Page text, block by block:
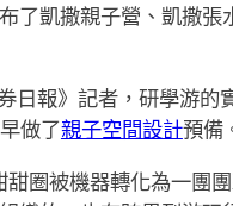
了凱撒親子營、凱撒張
日報》記者，研學游的
做了親子空間設計預備
圈被機器轉化為一團